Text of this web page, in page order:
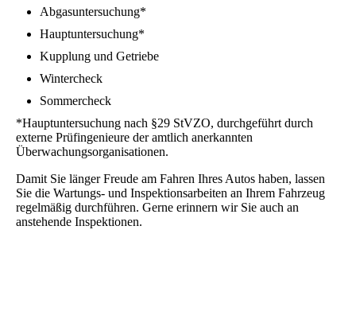
Abgasuntersuchung*
Hauptuntersuchung*
Kupplung und Getriebe
Wintercheck
Sommercheck
*Hauptuntersuchung nach §29 StVZO, durchgeführt durch
externe Prüfingenieure der amtlich anerkannten
Überwachungsorganisationen.
Damit Sie länger Freude am Fahren Ihres Autos haben, lassen
Sie die Wartungs- und Inspektionsarbeiten an Ihrem Fahrzeug
regelmäßig durchführen. Gerne erinnern wir Sie auch an
anstehende Inspektionen.